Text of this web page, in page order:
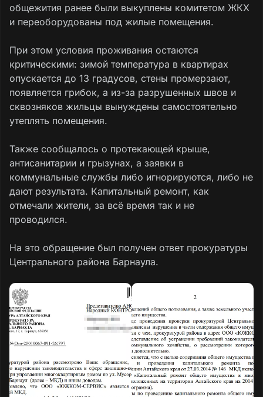
общежития ранее были выкуплены комитетом ЖКХ
и переоборудованы под жилые помещения.
При этом условия проживания остаются
критическими: зимой температура в квартирах
опускается до 13 градусов, стены промерзают,
появляется грибок, а из-за разрушенных швов и
сквозняков жильцы вынуждены самостоятельно
утеплять помещения.
Также сообщалось о протекающей крыше,
антисанитарии и грызунах, а заявки в
коммунальные службы либо игнорируются, либо не
дают результата. Капитальный ремонт, как
отмечали жители, за всё время так и не
проводился.
На это обращение был получен ответ прокуратуры
Центрального района Барнаула.